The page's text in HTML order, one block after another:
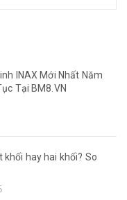
INAX Mới Nhất Năm
Tại BM8.VN
khối hay hai khối? So